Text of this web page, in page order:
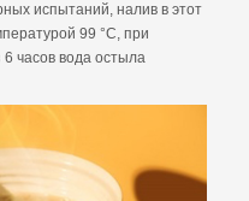
испытаний, налив в этот
99 °С, при
часов вода остыла